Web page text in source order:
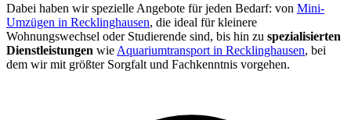
Dabei haben wir spezielle Angebote für jeden Bedarf: von Mini-
Umzügen in Recklinghausen, die ideal für kleinere
Wohnungswechsel oder Studierende sind, bis hin zu spezialisierten
Dienstleistungen wie Aquariumtransport in Recklinghausen, bei
dem wir mit größter Sorgfalt und Fachkenntnis vorgehen.